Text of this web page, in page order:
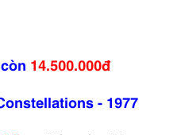
còn 14.500.000đ
- 1977